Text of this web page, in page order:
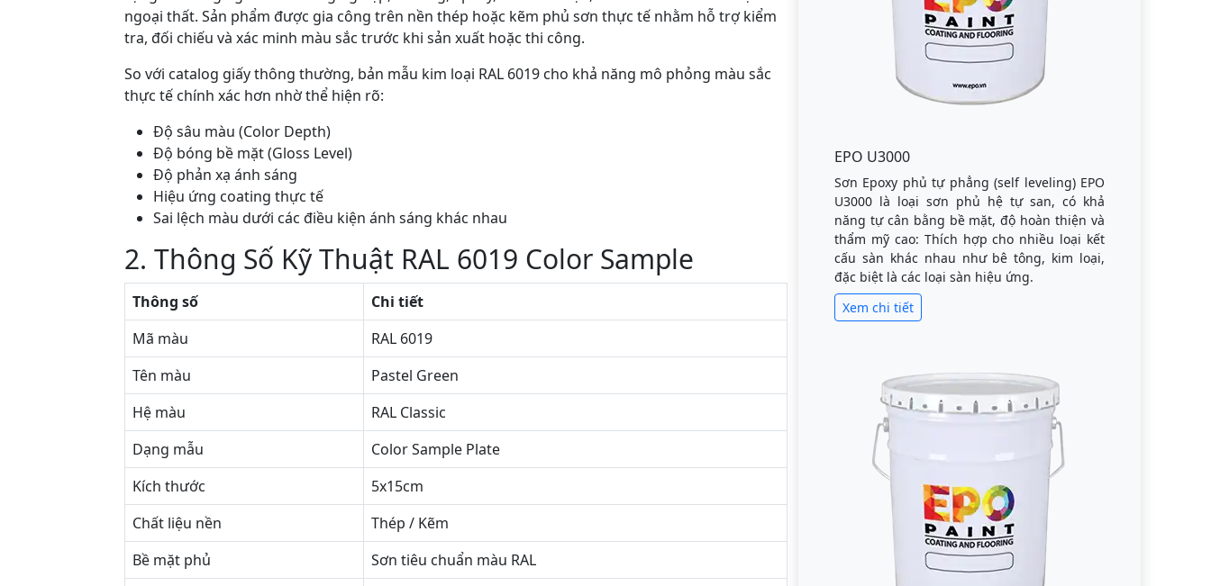
ngoại thất. Sản phẩm được gia công trên nền thép hoặc kẽm phủ sơn thực tế nhằm hỗ trợ kiểm
tra, đối chiếu và xác minh màu sắc trước khi sản xuất hoặc thi công.
So với catalog giấy thông thường, bản mẫu kim loại RAL 6019 cho khả năng mô phỏng màu sắc
thực tế chính xác hơn nhờ thể hiện rõ:
Độ sâu màu (Color Depth)
Độ bóng bề mặt (Gloss Level)
Độ phản xạ ánh sáng
Hiệu ứng coating thực tế
Sai lệch màu dưới các điều kiện ánh sáng khác nhau
2. Thông Số Kỹ Thuật RAL 6019 Color Sample
Thông số
Chi tiết
Mã màu
RAL 6019
Tên màu
Pastel Green
Hệ màu
RAL Classic
Dạng mẫu
Color Sample Plate
Kích thước
5x15cm
Chất liệu nền
Thép / Kẽm
Bề mặt phủ
Sơn tiêu chuẩn màu RAL
EPO U3000
Sơn Epoxy phủ tự phẳng (self leveling) EPO
U3000 là loại sơn phủ hệ tự san, có khả
năng tự cân bằng bề mặt, độ hoàn thiện và
thẩm mỹ cao: Thích hợp cho nhiều loại kết
cấu sàn khác nhau như bê tông, kim loại,
đặc biệt là các loại sàn hiệu ứng.
Xem chi tiết